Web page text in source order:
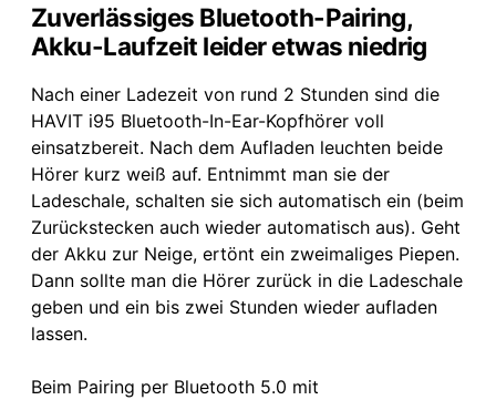
Zuverlässiges Bluetooth-Pairing,
Akku-Laufzeit leider etwas niedrig
Nach einer Ladezeit von rund 2 Stunden sind die
HAVIT i95 Bluetooth-In-Ear-Kopfhörer voll
einsatzbereit. Nach dem Aufladen leuchten beide
Hörer kurz weiß auf. Entnimmt man sie der
Ladeschale, schalten sie sich automatisch ein (beim
Zurückstecken auch wieder automatisch aus). Geht
der Akku zur Neige, ertönt ein zweimaliges Piepen.
Dann sollte man die Hörer zurück in die Ladeschale
geben und ein bis zwei Stunden wieder aufladen
lassen.
Beim Pairing per Bluetooth 5.0 mit